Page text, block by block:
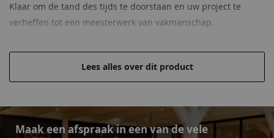
Klaar om de tand des tijds te doorstaan en uw project te
verheffen tot een meesterwerk van vakmanschap.
Afmeting van 4,5x16x400 cm
Hoge kwaliteit voor een lage prijs
Draagt en verdeelt belasting in tuinconstructies
Lees alles over dit product
Maak een afspraak in een van de vele